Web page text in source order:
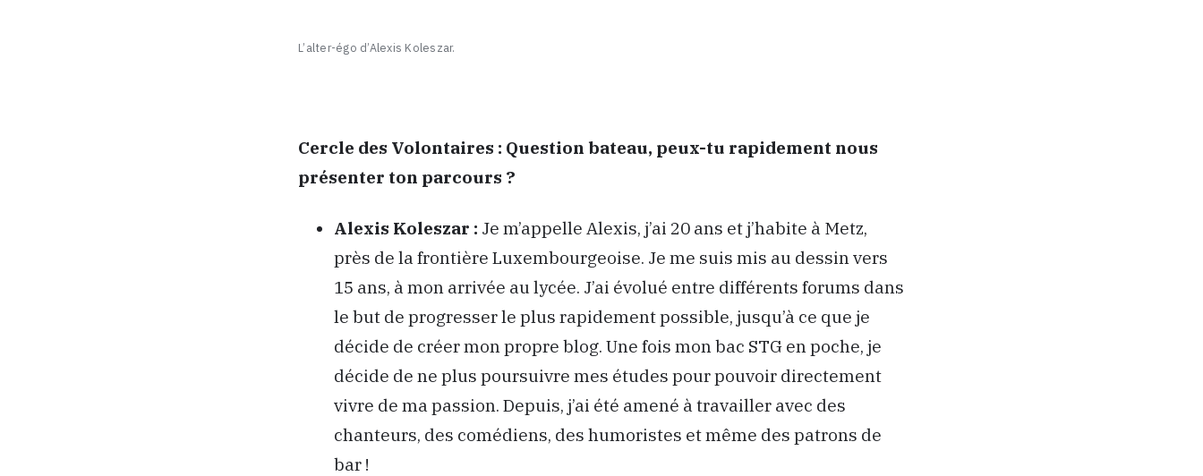
L’alter-égo d’Alexis Koleszar.
Cercle des Volontaires : Question bateau, peux-tu rapidement nous
présenter ton parcours ?
Alexis Koleszar : Je m’appelle Alexis, j’ai 20 ans et j’habite à Metz,
près de la frontière Luxembourgeoise. Je me suis mis au dessin vers
15 ans, à mon arrivée au lycée. J’ai évolué entre différents forums dans
le but de progresser le plus rapidement possible, jusqu’à ce que je
décide de créer mon propre blog. Une fois mon bac STG en poche, je
décide de ne plus poursuivre mes études pour pouvoir directement
vivre de ma passion. Depuis, j’ai été amené à travailler avec des
chanteurs, des comédiens, des humoristes et même des patrons de
bar !